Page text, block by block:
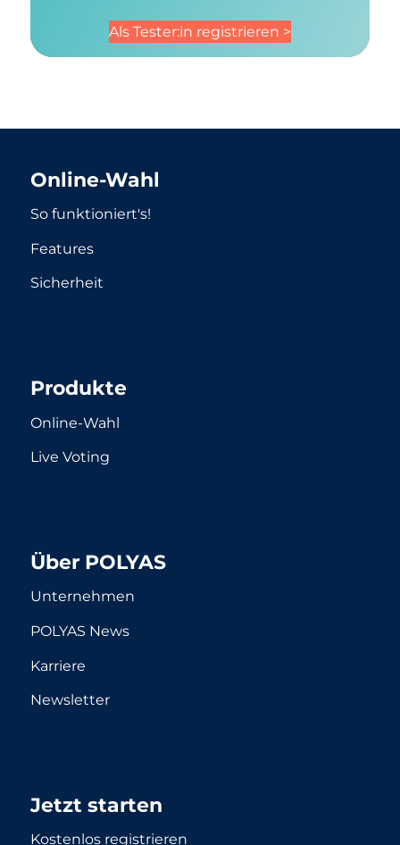
Als Tester:in registrieren >
Online-Wahl
So funktioniert's!
Features
Sicherheit
Produkte
Online-Wahl
Live Voting
Über POLYAS
Unternehmen
POLYAS News
Karriere
Newsletter
Jetzt starten
Kostenlos registrieren